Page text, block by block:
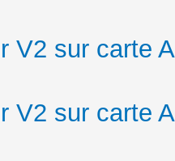
V2 sur carte
V2 sur carte